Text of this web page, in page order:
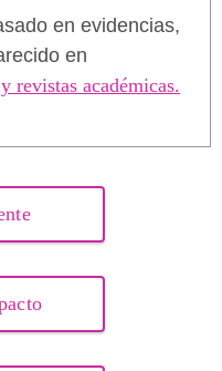
en evidencias,
en
revistas académicas.